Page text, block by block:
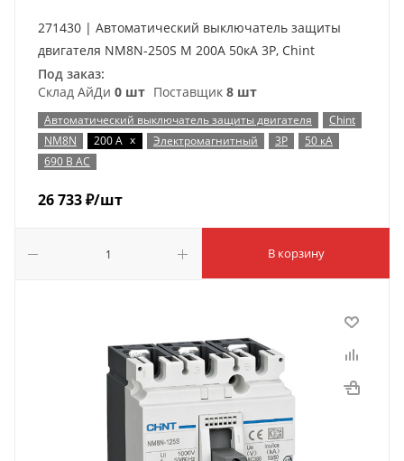
271430 | Автоматический выключатель защиты
двигателя NM8N-250S M 200А 50кА 3P, Chint
Под заказ:
Склад АйДи 0 шт Поставщик 8 шт
Автоматический выключатель защиты двигателя
Chint
NM8N
200 А x Электромагнитный 3P
50 кА
690 В AC
26 733₽/шт
В корзину